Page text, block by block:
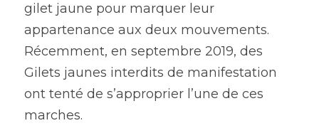
gilet jaune pour marquer leur
appartenance aux deux mouvements.
Récemment, en septembre 2019, des
Gilets jaunes interdits de manifestation
ont tenté de s’approprier l’une de ces
marches.